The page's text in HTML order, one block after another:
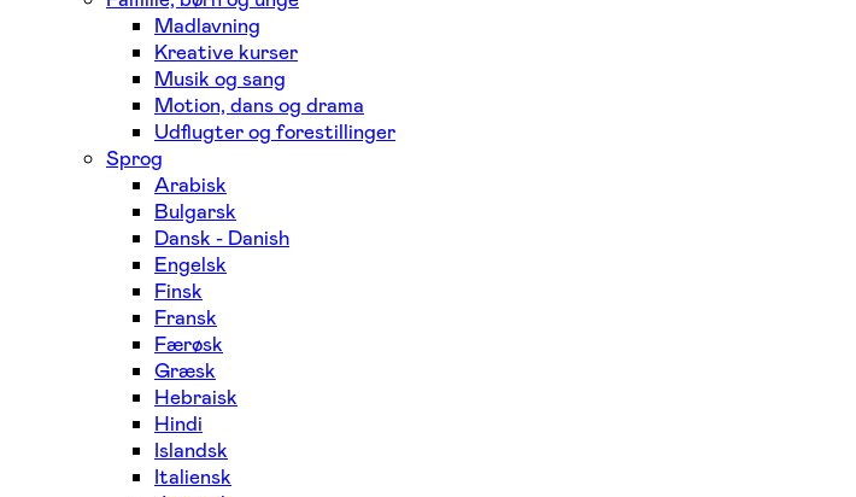
Madlavning
Kreative kurser
Musik og sang
Motion, dans og drama
Udflugter og forestillinger
Sprog
Arabisk
Bulgarsk
Dansk - Danish
Engelsk
Finsk
Fransk
Færøsk
Græsk
Hebraisk
Hindi
Islandsk
Italiensk